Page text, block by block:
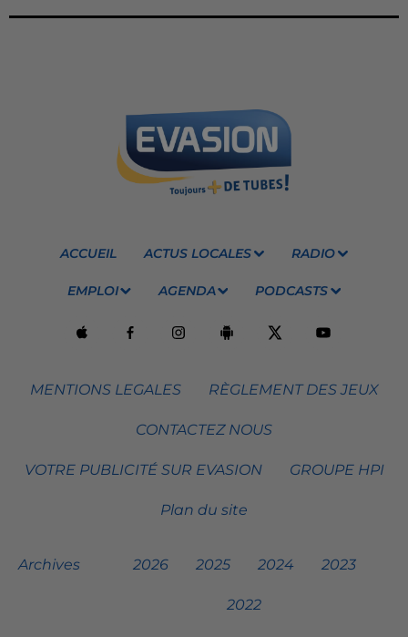
ACCUEIL ACTUS LOCALES RADIO
EMPLOI AGENDA PODCASTS
MENTIONS LEGALES RÈGLEMENT DES JEUX
CONTACTEZ NOUS
VOTRE PUBLICITÉ SUR EVASION GROUPE HPI
Plan du site
Archives 2026 2025 2024 2023
2022